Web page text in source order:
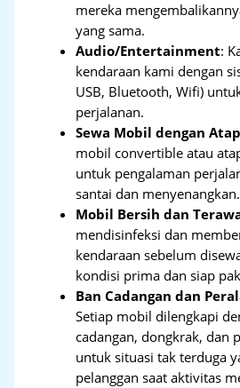
mereka
yang sama.
Audio/Entertainment:
kendaraan kami dengan
USB, Bluetooth, Wifi)
perjalanan.
Sewa Mobil dengan
mobil convertible atau
untuk pengalaman
santai dan menyenangkan.
Mobil Bersih dan
mendisinfeksi dan
kendaraan sebelum
kondisi prima dan siap
Ban Cadangan dan
Setiap mobil dilengkapi
cadangan, dongkrak, dan
untuk situasi tak terduga
pelanggan saat aktivitas